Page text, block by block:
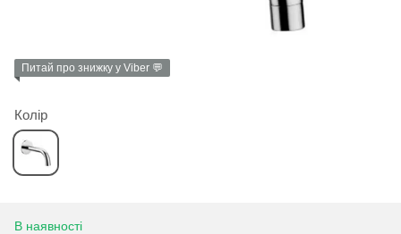
Питай про знижку у Viber 💬
Колір
В наявності